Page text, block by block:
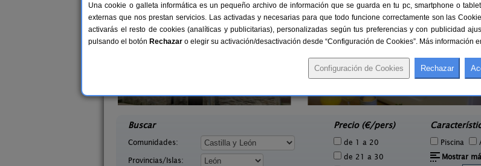
36 €
El Mirador del Bierzo
Buscar
Comunidades:
Provincias/Islas:
Precio (€/pers)
de 1 a 20
de 21 a 30
Piscina
Mostrar
Una cookie o galleta informática es un pequeño archivo de información que se guarda en tu pc, smartphone o
externas que nos prestan servicios. Las activadas y necesarias para que todo funcione correctamente son las
activarás el resto de cookies (analíticas y publicitarias), personalizadas según tus preferencias y con publicidad
pulsando el botón Rechazar o elegir su activación/desactivación desde “Configuración de Cookies”. Más información